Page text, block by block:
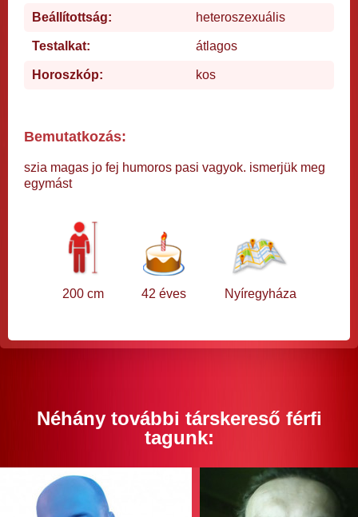
Beállítottság: heteroszexuális
Testalkat: átlagos
Horoszkóp: kos
Bemutatkozás:
szia magas jo fej humoros pasi vagyok. ismerjük meg
egymást
200 cm 42 éves Nyíregyháza
Néhány további társkereső férfi
tagunk: